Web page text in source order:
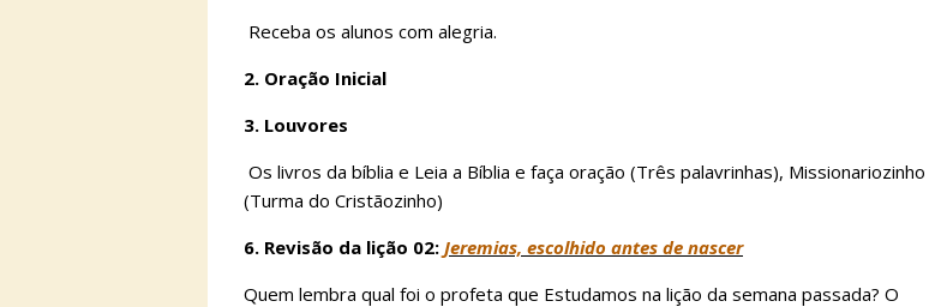
Receba os alunos com alegria.
2. Oração Inicial
3. Louvores
Os livros da bíblia e Leia a Bíblia e faça oração (Três palavrinhas), Missionariozinho
(Turma do Cristãozinho)
6. Revisão da lição 02: Jeremias, escolhido antes de nascer
Quem lembra qual foi o profeta que Estudamos na lição da semana passada? O